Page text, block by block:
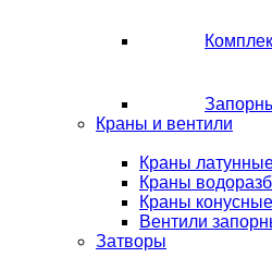
Краны и вентили
Краны
Краны
Краны
Вентили
Затворы